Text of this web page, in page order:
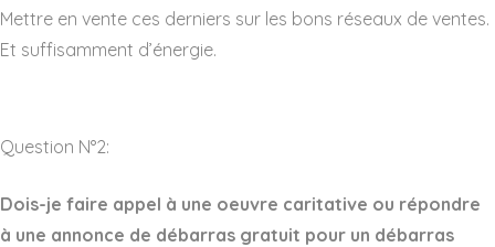
Mettre en vente ces derniers sur les bons réseaux de ventes.
Et suffisamment d’énergie.
Question N°2:
Dois-je faire appel à une oeuvre caritative ou répondre
à une annonce de débarras gratuit pour un débarras